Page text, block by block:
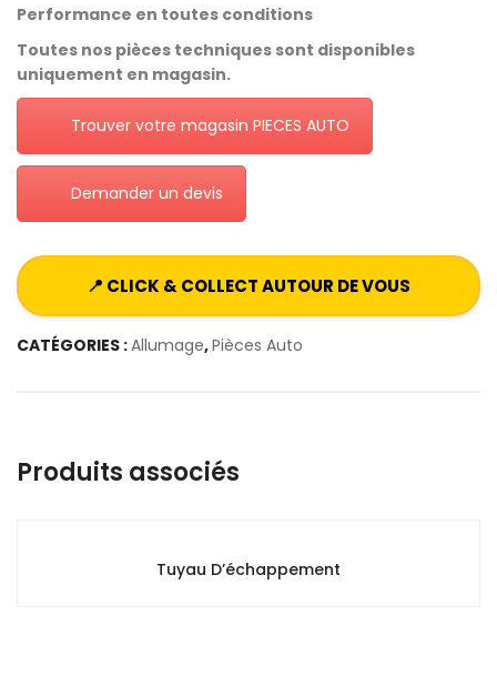
Performance en toutes conditions
Toutes nos pièces techniques sont disponibles
uniquement en magasin.
Trouver votre magasin PIECES AUTO
Demander un devis
📍 CLICK & COLLECT AUTOUR DE VOUS
CATÉGORIES :Allumage,Pièces Auto
Produits associés
Tuyau D’échappement